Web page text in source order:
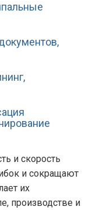
и скорость
и сокращают
их
производстве и